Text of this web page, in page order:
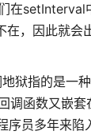
在setInterval
在，因此就会
狱指的是一
调函数又嵌
员多年来陷